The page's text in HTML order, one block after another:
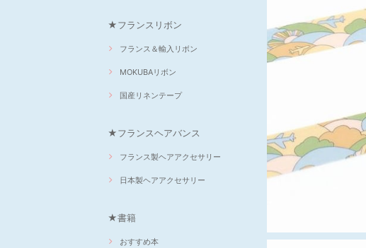
★フランスリボン
フランス＆輸入リボン
MOKUBAリボン
国産リネンテープ
★フランスヘアバンス
フランス製ヘアアクセサリー
日本製ヘアアクセサリー
★書籍
おすすめ本